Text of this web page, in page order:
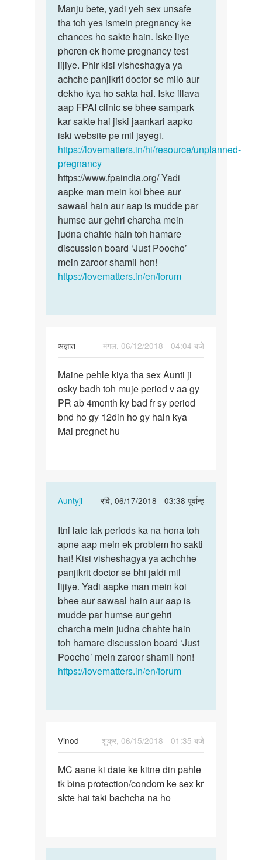
to
Conception
ke
baad
se
hi…
by
Manju
Manju
bete,
yadi
yeh
sex…
Manju bete, yadi yeh sex unsafe
tha toh yes ismein pregnancy ke
chances ho sakte hain. Iske liye
phoren ek home pregnancy test
lijiye. Phir kisi visheshagya ya
achche panjikrit doctor se milo aur
dekho kya ho sakta hai. Iske illava
aap FPAI clinic se bhee sampark
kar sakte hai jiski jaankari aapko
iski website pe mil jayegi.
https://lovematters.in/hi/resource/unplanned-
pregnancy
https://www.fpaindia.org/ Yadi
aapke man mein koi bhee aur
sawaal hain aur aap is mudde par
humse aur gehri charcha mein
judna chahte hain toh hamare
discussion board ‘Just Poocho’
mein zaroor shamil hon!
https://lovematters.in/en/forum
अज्ञात
मंगल, 06/12/2018 - 04:04 बजे
Maine
pehle
kiya
tha
sex…
Maine pehle kiya tha sex Aunti ji
osky badh toh muje period v aa gy
PR ab 4month ky bad fr sy period
bnd ho gy 12din ho gy hain kya
Mai pregnet hu
Auntyji
रवि, 06/17/2018 - 03:38 पूर्वान्ह
In
to
Maine
pehle
kiya
tha
sex…
by
अज्ञात
Itni
late
tak
periods
ka
na…
Itni late tak periods ka na hona toh
apne aap mein ek problem ho sakti
hai! Kisi visheshagya ya achchhe
panjikrit doctor se bhi jaldi mil
lijiye. Yadi aapke man mein koi
bhee aur sawaal hain aur aap is
mudde par humse aur gehri
charcha mein judna chahte hain
toh hamare discussion board ‘Just
Poocho’ mein zaroor shamil hon!
https://lovematters.in/en/forum
Vinod
शुक्र, 06/15/2018 - 01:35 बजे
MC
aane
ki
MC aane ki date ke kitne din pahle
tk bina protection/condom ke sex kr
skte hai taki bachcha na ho